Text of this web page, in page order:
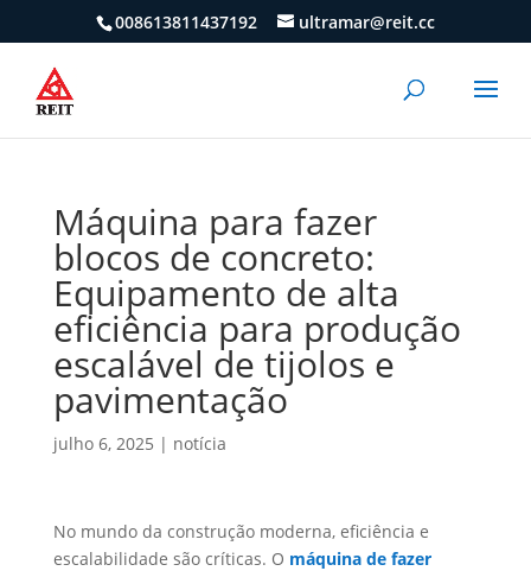
008613811437192 ultramar@reit.cc
Máquina para fazer
blocos de concreto:
Equipamento de alta
eficiência para produção
escalável de tijolos e
pavimentação
julho 6, 2025 | notícia
No mundo da construção moderna, eficiência e
escalabilidade são críticas. O máquina de fazer